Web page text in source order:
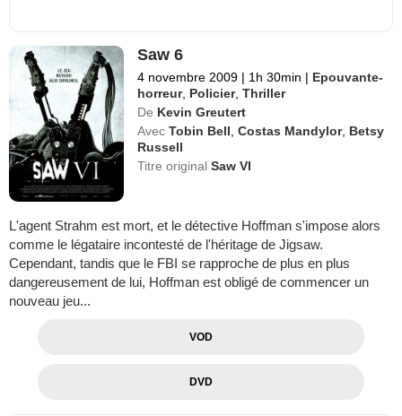
Saw 6
4 novembre 2009 | 1h 30min | Epouvante-
horreur, Policier,Thriller
De Kevin Greutert
Avec Tobin Bell ,Costas Mandylor, Betsy
Russell
Titre originalSaw VI
L'agent Strahm est mort, et le détective Hoffman s'impose alors
comme le légataire incontesté de l'héritage de Jigsaw.
Cependant, tandis que le FBI se rapproche de plus en plus
dangereusement de lui, Hoffman est obligé de commencer un
nouveau jeu...
VOD
DVD